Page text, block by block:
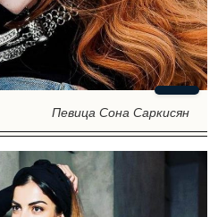
Певица Сона Саркисян